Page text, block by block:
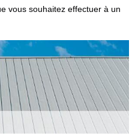
vous souhaitez effectuer à un